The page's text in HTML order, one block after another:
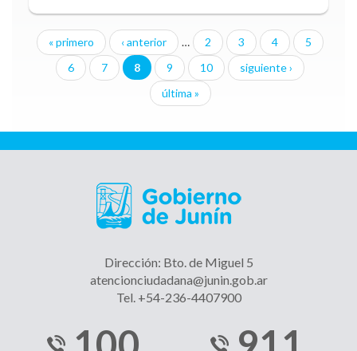
Páginas
« primero ‹ anterior … 2 3 4
5
6
7 8 9 10
siguiente ›
última »
Dirección: Bto. de Miguel 5
atencionciudadana@junin.gob.ar
Tel. +54-236-4407900